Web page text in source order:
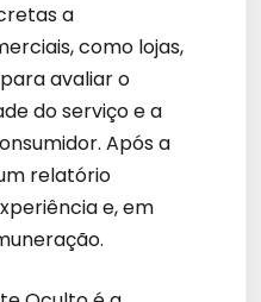
a
como lojas,
avaliar o
do serviço e a
Após a
relatório
e, em